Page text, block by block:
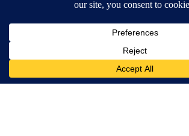
Available for iOS and Android